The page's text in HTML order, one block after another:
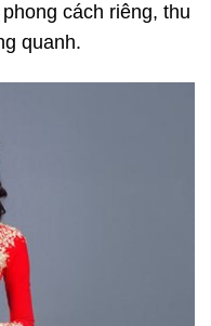
cách riêng, thu
quanh.